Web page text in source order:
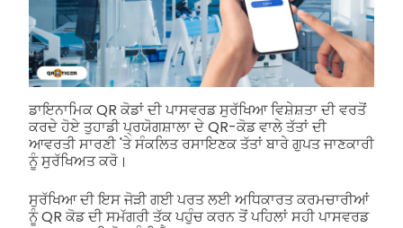
ਡਾਇਨਾਮਿਕ QR ਕੋਡਾਂ ਦੀ ਪਾਸਵਰਡ ਸੁਰੱਖਿਆ ਵਿਸ਼ੇਸ਼ਤਾ ਦੀ ਵਰਤੋਂ
ਕਰਦੇ ਹੋਏ ਤੁਹਾਡੀ ਪ੍ਰਯੋਗਸ਼ਾਲਾ ਦੇ QR-ਕੋਡ ਵਾਲੇ ਤੱਤਾਂ ਦੀ
ਆਵਰਤੀ ਸਾਰਣੀ 'ਤੇ ਸੰਕਲਿਤ ਰਸਾਇਣਕ ਤੱਤਾਂ ਬਾਰੇ ਗੁਪਤ ਜਾਣਕਾਰੀ
ਨੂੰ ਸੁਰੱਖਿਅਤ ਕਰੋ।
ਸੁਰੱਖਿਆ ਦੀ ਇਸ ਜੋੜੀ ਗਈ ਪਰਤ ਲਈ ਅਧਿਕਾਰਤ ਕਰਮਚਾਰੀਆਂ
ਨੂੰ QR ਕੋਡ ਦੀ ਸਮੱਗਰੀ ਤੱਕ ਪਹੁੰਚ ਕਰਨ ਤੋਂ ਪਹਿਲਾਂ ਸਹੀ ਪਾਸਵਰਡ